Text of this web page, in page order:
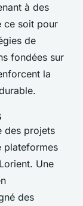
à des
ce soit pour
de
fondées sur
la
des projets
plateformes
Une
des